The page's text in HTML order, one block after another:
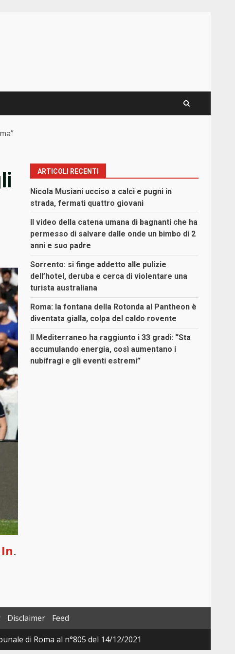
.
ARTICOLI RECENTI
Nicola Musiani ucciso a calci e pugni in
strada, fermati quattro giovani
Il video della catena umana di bagnanti che ha
permesso di salvare dalle onde un bimbo di 2
anni e suo padre
Sorrento: si finge addetto alle pulizie
dell’hotel, deruba e cerca di violentare una
turista australiana
Roma: la fontana della Rotonda al Pantheon è
diventata gialla, colpa del caldo rovente
Il Mediterraneo ha raggiunto i 33 gradi: “Sta
accumulando energia, così aumentano i
nubifragi e gli eventi estremi”
Disclaimer
Feed
di Roma al n°805 del 14/12/2021